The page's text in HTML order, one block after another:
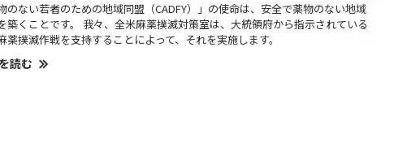
のない若者のための地域同盟（CADFY）」の使命は、安全で薬物のない地域
築くことです。 我々、全米麻薬撲滅対策室は、大統領府から指示されている
薬撲滅作戦を支持することによって、それを実施します。
読む